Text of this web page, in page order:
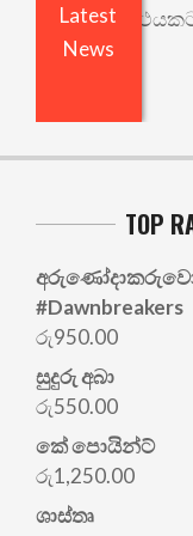
Latest
News
යථාර්ථයකට
TOP
#Dawnbreakers
රු950.00
සුදුරු අබා
රු550.00
කේ පොයින්ට්
රු1,250.00
ශාස්තෘ